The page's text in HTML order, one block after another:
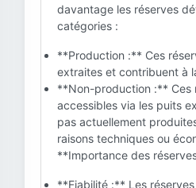
davantage les réserves
catégories :
**Production :** Ces
extraites et contribuent à
**Non-production :** Ces
accessibles via les puits
pas actuellement
raisons techniques ou
**Importance des
**Fiabilité :** Les